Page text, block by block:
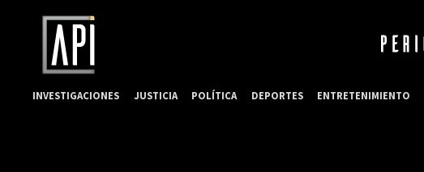
INVESTIGACIONES JUSTICIA POLÍTICA DEPORTES ENTRETENIMIENTO